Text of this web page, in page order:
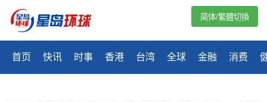
首页 快讯 时事 香港 台湾 全球 金融 消费
简体/繁體切換